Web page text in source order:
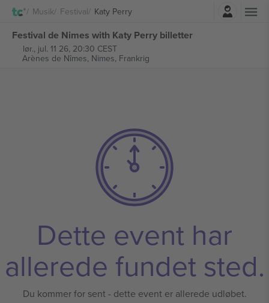
Musik Festival Katy Perry
Festival de Nimes with Katy Perry billetter
lør., jul. 11 26, 20:30 CEST
Arènes de Nîmes, Nimes, Frankrig
Dette event har
allerede fundet sted.
Du kommer for sent - dette event er allerede udløbet.